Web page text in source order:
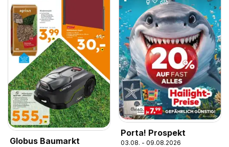
Globus Baumarkt
Porta! Prospekt
03.08. - 09.08.2026